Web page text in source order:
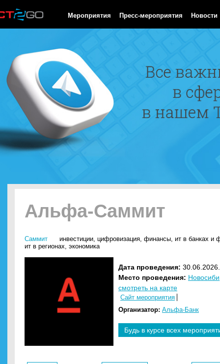
Мероприятия Пресс-мероприятия Новости
Альфа‑Саммит
Саммит инвестиции, цифровизация, финансы, ит в банках и
ит в регионах, экономика
Дата проведения:
Место проведения:
смотреть на карте
Сайт мероприятия
Организатор: Альфа-Банк
Будь в курсе всех